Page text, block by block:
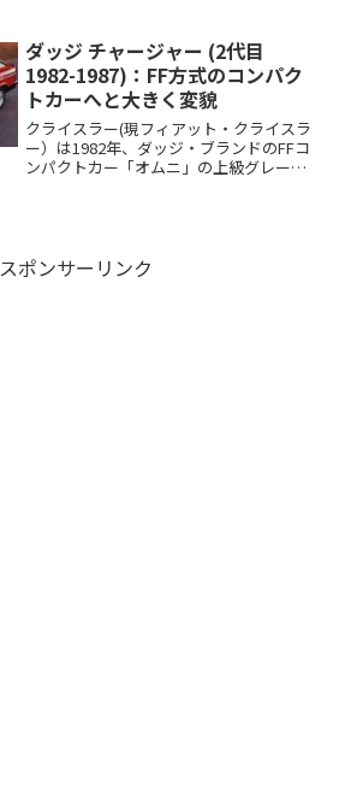
ダッジ チャージャー (2代目
1982-1987)：FF方式のコンパク
トカーへと大きく変貌
クライスラー(現フィアット・クライスラ
ー）は1982年、ダッジ・ブランドのFFコ
ンパクトカー「オムニ」の上級グレード
スポンサーリンク